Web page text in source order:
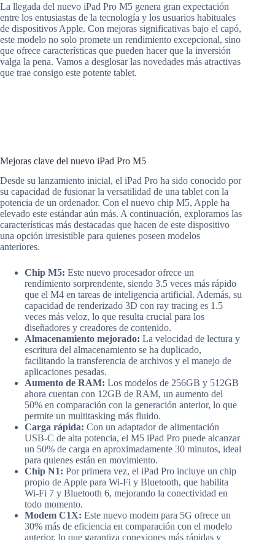
La llegada del nuevo iPad Pro M5 genera gran expectación
entre los entusiastas de la tecnología y los usuarios habituales
de dispositivos Apple. Con mejoras significativas bajo el capó,
este modelo no solo promete un rendimiento excepcional, sino
que ofrece características que pueden hacer que la inversión
valga la pena. Vamos a desglosar las novedades más atractivas
que trae consigo este potente tablet.
Mejoras clave del nuevo iPad Pro M5
Desde su lanzamiento inicial, el iPad Pro ha sido conocido por
su capacidad de fusionar la versatilidad de una tablet con la
potencia de un ordenador. Con el nuevo chip M5, Apple ha
elevado este estándar aún más. A continuación, exploramos las
características más destacadas que hacen de este dispositivo
una opción irresistible para quienes poseen modelos
anteriores.
Chip M5: Este nuevo procesador ofrece un
rendimiento sorprendente, siendo 3.5 veces más rápido
que el M4 en tareas de inteligencia artificial. Además, su
capacidad de renderizado 3D con ray tracing es 1.5
veces más veloz, lo que resulta crucial para los
diseñadores y creadores de contenido.
Almacenamiento mejorado: La velocidad de lectura y
escritura del almacenamiento se ha duplicado,
facilitando la transferencia de archivos y el manejo de
aplicaciones pesadas.
Aumento de RAM: Los modelos de 256GB y 512GB
ahora cuentan con 12GB de RAM, un aumento del
50% en comparación con la generación anterior, lo que
permite un multitasking más fluido.
Carga rápida: Con un adaptador de alimentación
USB-C de alta potencia, el M5 iPad Pro puede alcanzar
un 50% de carga en aproximadamente 30 minutos, ideal
para quienes están en movimiento.
Chip N1: Por primera vez, el iPad Pro incluye un chip
propio de Apple para Wi-Fi y Bluetooth, que habilita
Wi-Fi 7 y Bluetooth 6, mejorando la conectividad en
todo momento.
Modem C1X: Este nuevo modem para 5G ofrece un
30% más de eficiencia en comparación con el modelo
anterior, lo que garantiza conexiones más rápidas y